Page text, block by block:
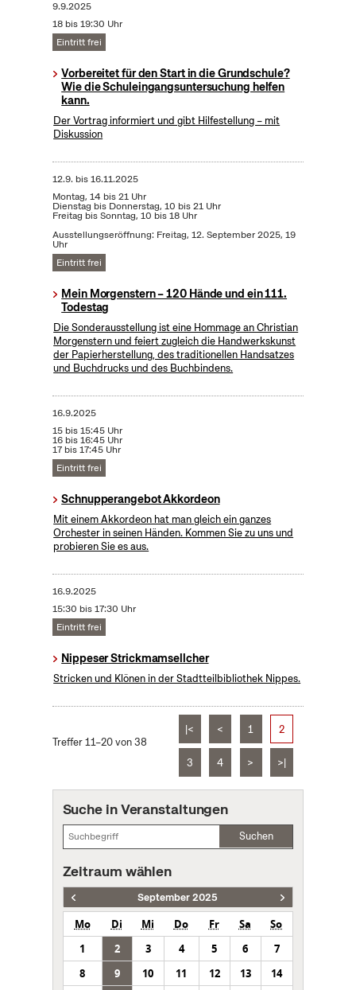
9.9.2025
18 bis 19:30 Uhr
Eintritt frei
Vorbereitet für den Start in die Grundschule?
Wie die Schuleingangsuntersuchung helfen
kann.
Der Vortrag informiert und gibt Hilfestellung – mit
Diskussion
12.9. bis16.11.2025
Montag, 14 bis 21 Uhr
Dienstag bis Donnerstag, 10 bis 21 Uhr
Freitag bis Sonntag, 10 bis 18 Uhr
Ausstellungseröffnung: Freitag, 12. September 2025, 19
Uhr
Eintritt frei
Mein Morgenstern – 120 Hände und ein 111.
Todestag
Die Sonderausstellung ist eine Hommage an Christian
Morgenstern und feiert zugleich die Handwerkskunst
der Papierherstellung, des traditionellen Handsatzes
und Buchdrucks und des Buchbindens.
16.9.2025
15 bis 15:45 Uhr
16 bis 16:45 Uhr
17 bis 17:45 Uhr
Eintritt frei
Schnupperangebot Akkordeon
Mit einem Akkordeon hat man gleich ein ganzes
Orchester in seinen Händen. Kommen Sie zu uns und
probieren Sie es aus.
16.9.2025
15:30 bis 17:30 Uhr
Eintritt frei
Nippeser Strickmamsellcher
Stricken und Klönen in der Stadtteilbibliothek Nippes.
Treffer 11–20 von 38
|< < 1 2
3 4 > >|
Suche in Veranstaltungen
Suchen
Zeitraum wählen
September 2025
Mo Di Mi Do Fr Sa
So
1
2 3 4 5 6
7
8
9 10 11 12 13
14